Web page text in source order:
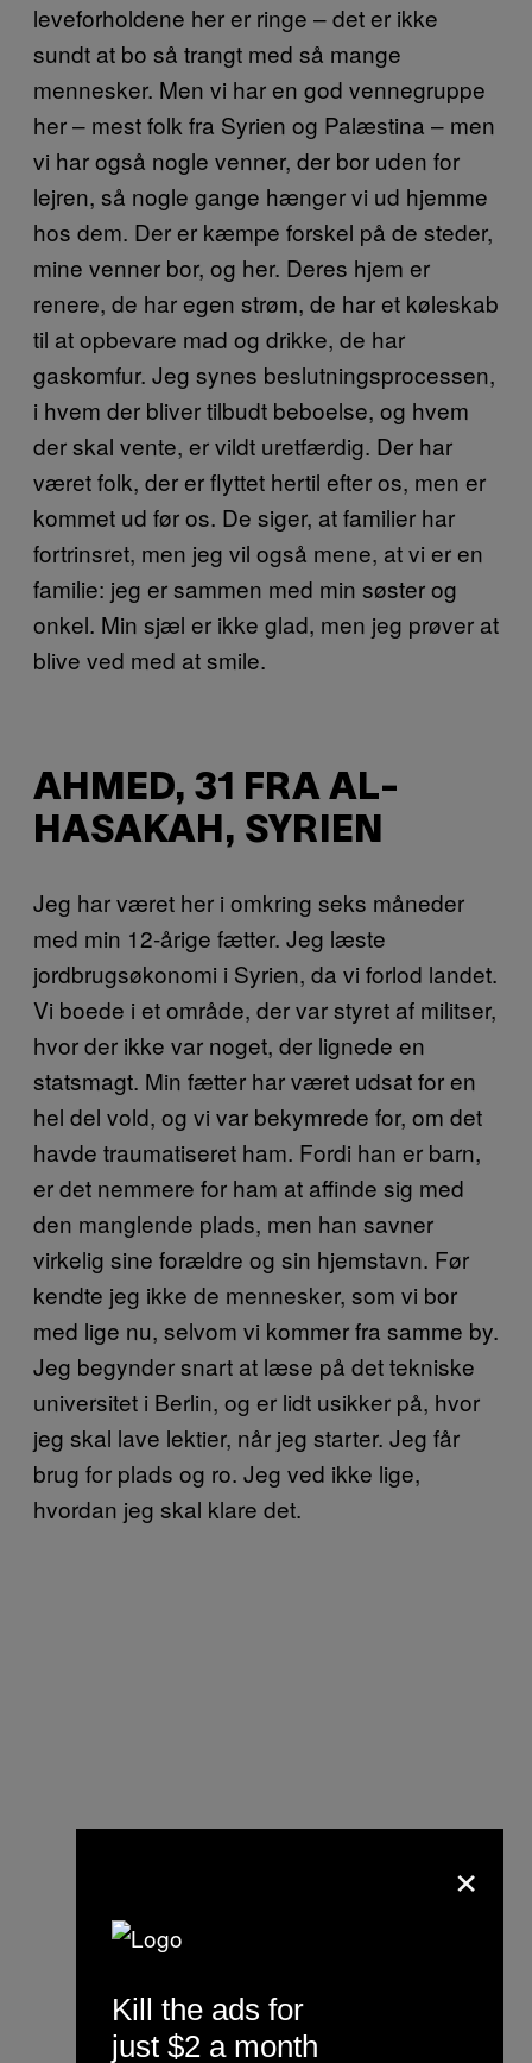
leveforholdene her er ringe – det er ikke
sundt at bo så trangt med så mange
mennesker. Men vi har en god vennegruppe
her – mest folk fra Syrien og Palæstina – men
vi har også nogle venner, der bor uden for
lejren, så nogle gange hænger vi ud hjemme
hos dem. Der er kæmpe forskel på de steder,
mine venner bor, og her. Deres hjem er
renere, de har egen strøm, de har et køleskab
til at opbevare mad og drikke, de har
gaskomfur. Jeg synes beslutningsprocessen,
i hvem der bliver tilbudt beboelse, og hvem
der skal vente, er vildt uretfærdig. Der har
været folk, der er flyttet hertil efter os, men er
kommet ud før os. De siger, at familier har
fortrinsret, men jeg vil også mene, at vi er en
familie: jeg er sammen med min søster og
onkel. Min sjæl er ikke glad, men jeg prøver at
blive ved med at smile.
AHMED, 31 FRA AL-
HASAKAH, SYRIEN
Jeg har været her i omkring seks måneder
med min 12-årige fætter. Jeg læste
jordbrugsøkonomi i Syrien, da vi forlod landet.
Vi boede i et område, der var styret af militser,
hvor der ikke var noget, der lignede en
statsmagt. Min fætter har været udsat for en
hel del vold, og vi var bekymrede for, om det
havde traumatiseret ham. Fordi han er barn,
er det nemmere for ham at affinde sig med
den manglende plads, men han savner
virkelig sine forældre og sin hjemstavn. Før
kendte jeg ikke de mennesker, som vi bor
med lige nu, selvom vi kommer fra samme by.
Jeg begynder snart at læse på det tekniske
universitet i Berlin, og er lidt usikker på, hvor
jeg skal lave lektier, når jeg starter. Jeg får
brug for plads og ro. Jeg ved ikke lige,
hvordan jeg skal klare det.
×
Kill the ads for
just $2 a month